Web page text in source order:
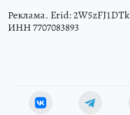
Реклама. Erid:
ИНН 7707083893